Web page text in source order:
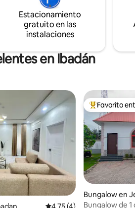
Estacionamiento
gratuito en las
instalaciones
en Ibadán
Favorito
Favorito
Bungalow en
Bungalow de